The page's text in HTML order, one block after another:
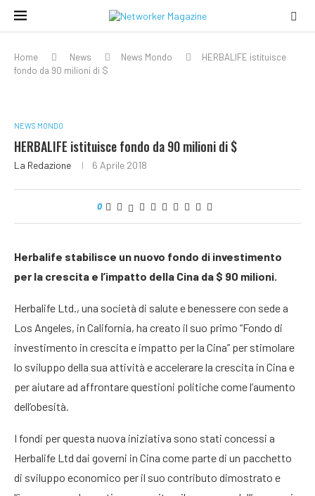
Home News News Mondo
HERBALIFE istituisce
fondo da 90 milioni di $
NEWS MONDO
HERBALIFE istituisce fondo da 90 milioni di $
La Redazione 6 Aprile 2018
0
Herbalife stabilisce un nuovo fondo di investimento
per la crescita e l’impatto della Cina da $ 90 milioni.
Herbalife Ltd., una società di salute e benessere con sede a
Los Angeles, in California, ha creato il suo primo “Fondo di
investimento in crescita e impatto per la Cina” per stimolare
lo sviluppo della sua attività e accelerare la crescita in Cina e
per aiutare ad affrontare questioni politiche come l’aumento
dell’obesità.
I fondi per questa nuova iniziativa sono stati concessi a
Herbalife Ltd dai governi in Cina come parte di un pacchetto
di sviluppo economico per il suo contributo dimostrato e